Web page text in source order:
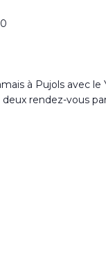
à Pujols avec
deux rendez-vous